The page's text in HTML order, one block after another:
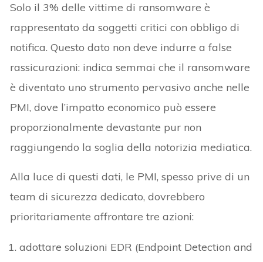
Solo il 3% delle vittime di ransomware è
rappresentato da soggetti critici con obbligo di
notifica. Questo dato non deve indurre a false
rassicurazioni: indica semmai che il ransomware
è diventato uno strumento pervasivo anche nelle
PMI, dove l’impatto economico può essere
proporzionalmente devastante pur non
raggiungendo la soglia della notorizia mediatica.
Alla luce di questi dati, le PMI, spesso prive di un
team di sicurezza dedicato, dovrebbero
prioritariamente affrontare tre azioni:
adottare soluzioni EDR (Endpoint Detection and